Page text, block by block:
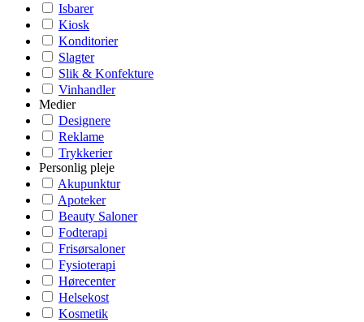
Isbarer
Kiosk
Konditorier
Slagter
Slik & Konfekture
Vinhandler
Medier
Designere
Reklame
Trykkerier
Personlig pleje
Akupunktur
Apoteker
Beauty Saloner
Fodterapi
Frisørsaloner
Fysioterapi
Hørecenter
Helsekost
Kosmetik